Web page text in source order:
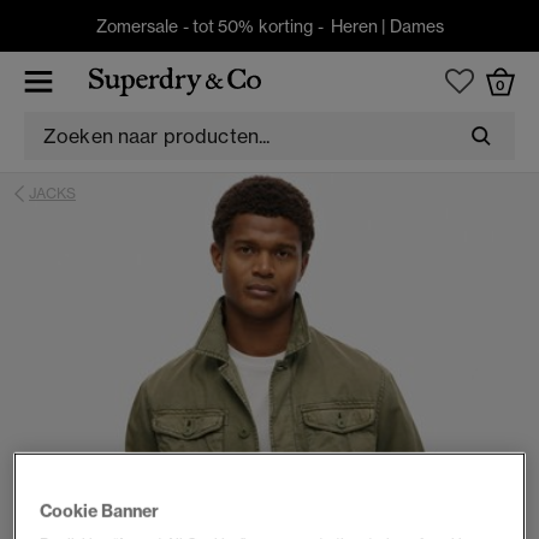
Zomersale - tot 50% korting - Heren | Dames
0
JACKS
Cookie Banner